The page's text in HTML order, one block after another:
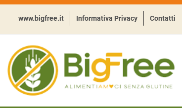
Passa
principale
www.bigfree.it Informativa Privacy Contatti
BigFree
-
Punto
celiachia